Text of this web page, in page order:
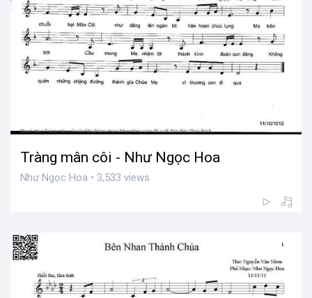
Tràng mân côi - Như Ngọc Hoa
Như Ngọc Hoa • 3,533 views